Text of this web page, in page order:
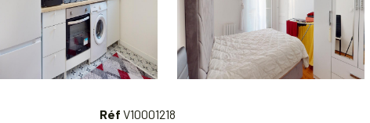
Réf V10001218